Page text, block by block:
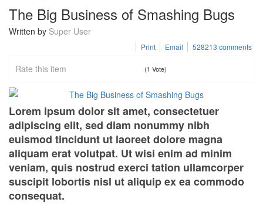
The Big Business of Smashing Bugs
Written by Super User
Print Email 528213 comments
Rate this item (1 Vote)
Lorem ipsum dolor sit amet, consectetuer
adipiscing elit, sed diam nonummy nibh
euismod tincidunt ut laoreet dolore magna
aliquam erat volutpat. Ut wisi enim ad minim
veniam, quis nostrud exerci tation ullamcorper
suscipit lobortis nisl ut aliquip ex ea commodo
consequat.